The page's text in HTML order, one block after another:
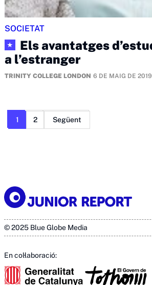
SOCIETAT
★
Els avantatges
a l’estranger
TRINITY COLLEGE LONDON 6 DE MAIG DE 2019
Paginació
1 2 Següent
© 2025 Blue Globe Media
En col·laboració: